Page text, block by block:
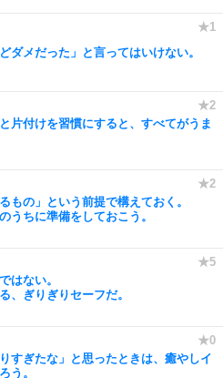
ダメだった」と言ってはいけない。
片付けを習慣にすると、すべてがうま
もの」という前提で構えておく。
うちに準備をしておこう。
はない。
、ぎりぎりセーフだ。
りすぎたな」と思ったときは、癒やしイ
う。